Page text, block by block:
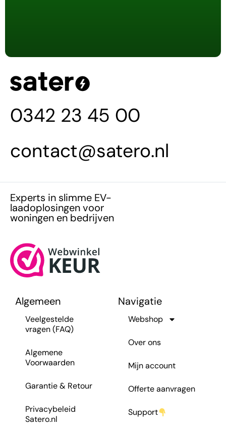
0342 23 45 00
contact@satero.nl
Experts in slimme EV-
laadoplosingen voor
woningen en bedrijven
Algemeen
Veelgestelde
vragen (FAQ)
Algemene
Voorwaarden
Garantie & Retour
Privacybeleid
Satero.nl
Navigatie
Webshop
Over ons
Mijn account
Offerte aanvragen
Support